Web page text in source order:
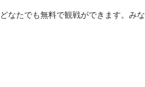
どなたでも無料で観戦ができます。み